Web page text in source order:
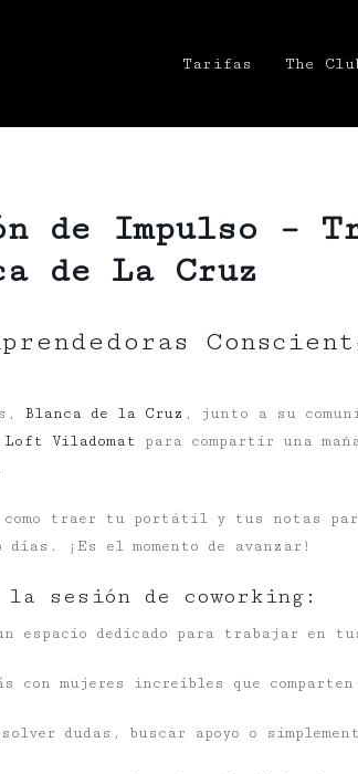
Tarifas The
de Impulso –
de La Cruz
Blanca de la Cruz , junto a su
Loft Viladomat
para compartir una
como traer tu portátil y tus notas
días. ¡Es el momento de avanzar!
la sesión de coworking:
espacio dedicado para trabajar en
con mujeres increíbles que
dudas, buscar apoyo o